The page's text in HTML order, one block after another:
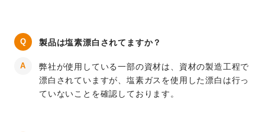
製品は塩素漂白されてますか？
弊社が使用している一部の資材は、資材の製造工程で
漂白されていますが、塩素ガスを使用した漂白は行っ
ていないことを確認しております。